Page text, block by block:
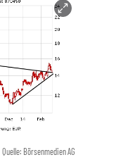
Quelle: Börsenmedien AG